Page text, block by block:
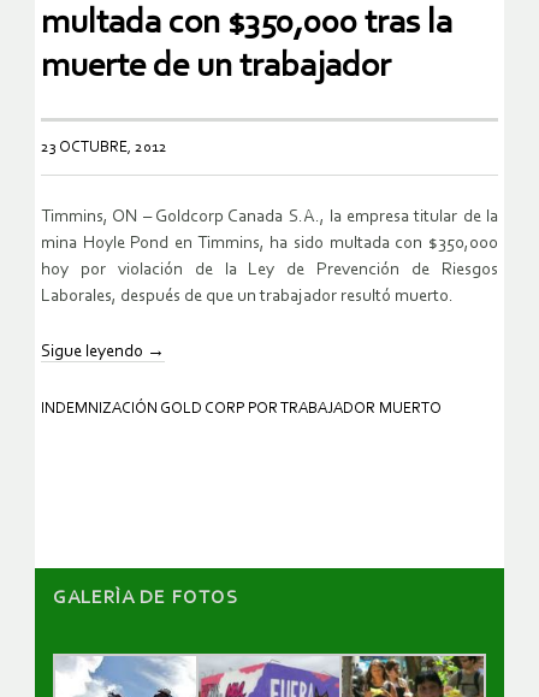
multada con $350,000 tras la
muerte de un trabajador
23 OCTUBRE, 2012
Timmins, ON – Goldcorp Canada S.A., la empresa titular de la
mina Hoyle Pond en Timmins, ha sido multada con $350,000
hoy por violación de la Ley de Prevención de Riesgos
Laborales, después de que un trabajador resultó muerto.
Sigue leyendo →
INDEMNIZACIÓN GOLD CORP POR TRABAJADOR MUERTO
GALERÌA DE FOTOS